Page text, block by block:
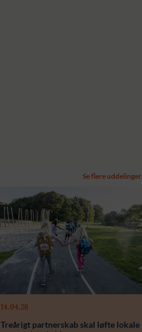
Se flere uddelinger
14.04.26
Treårigt partnerskab skal løfte lokale
Modtager:
Støttebeløb i alt: